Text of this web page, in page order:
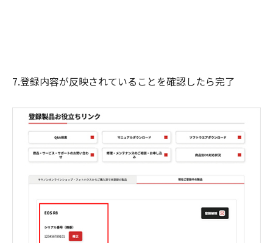
7.登録内容が反映されていることを確認したら完了